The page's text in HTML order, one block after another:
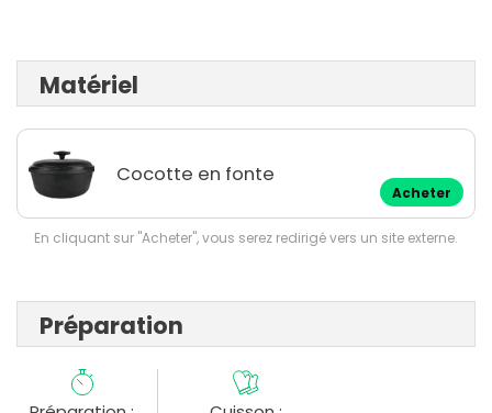
Matériel
Cocotte en fonte
Acheter
En cliquant sur "Acheter", vous serez redirigé vers un site externe.
Préparation